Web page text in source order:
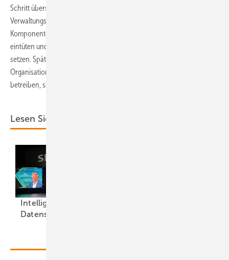
Schritt überspringen.“ Stattdessen sollen sogenannte digitale
Verwaltungsschalen die Leistungs- und Größenmaße von
Komponenten identifizieren, die Komponenten virtuell automatisch
eintüten und Mausklick um Mausklick die echte Lieferkette in Gang
setzen. Später könnten vielleicht nicht profitgebundene
Organisationen diesen digitalen Logistikraum für die Branche
betreiben, sagt Garmaev.
Lesen Sie auch:
Intel ligente
Datensicherheit